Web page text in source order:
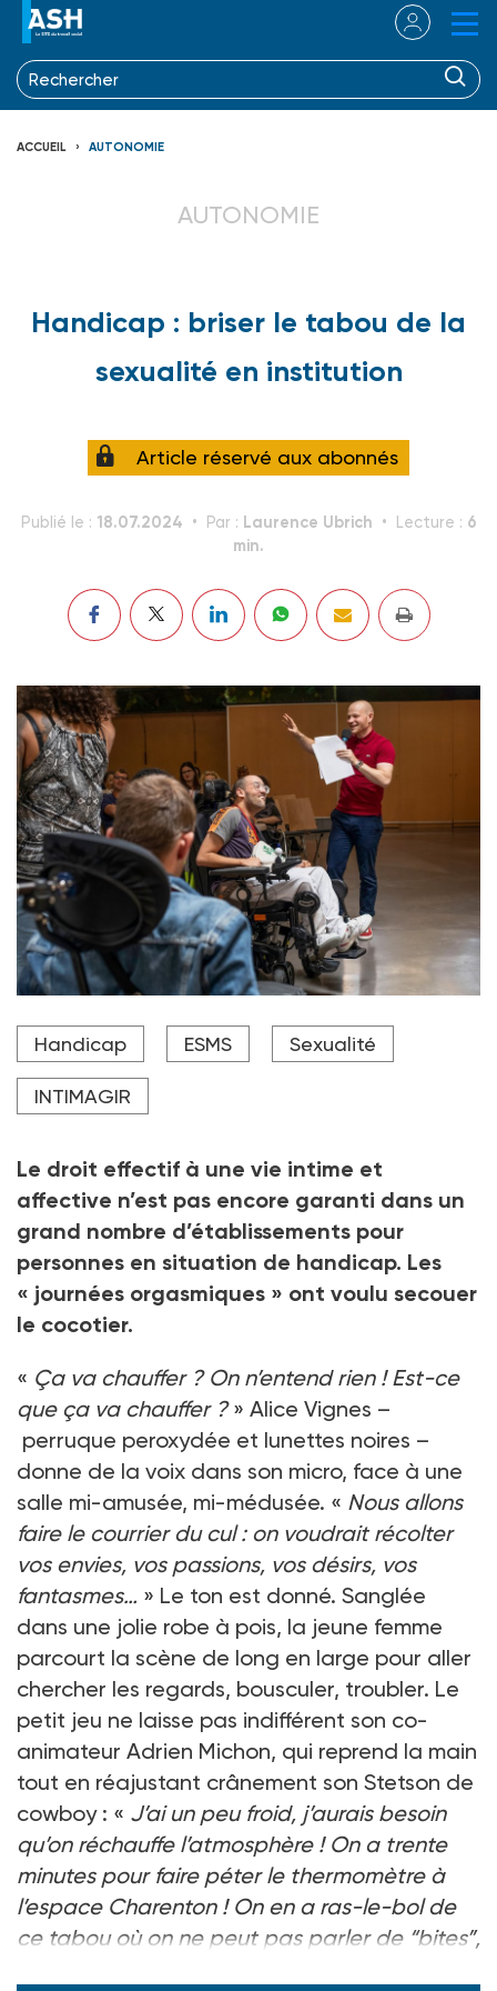
ACCUEIL AUTONOMIE
AUTONOMIE
Handicap : briser le tabou de la
sexualité en institution
Article réservé aux abonnés
Publié le : 18.07.2024 Par : Laurence Ubrich Lecture : 6
min.
Le public en situation de handicap était au coeur de
ces "journées orgasmiques" organisées par le Crédavis
Crédit photo Marta NASCIMENTO
Handicap ESMS Sexualité
INTIMAGIR
Le droit effectif à une vie intime et
affective n’est pas encore garanti dans un
grand nombre d’établissements pour
personnes en situation de handicap. Les
« journées orgasmiques » ont voulu secouer
le cocotier.
« Ça va chauffer ? On n’entend rien ! Est-ce
que ça va chauffer ?» Alice Vignes –
perruque peroxydée et lunettes noires –
donne de la voix dans son micro, face à une
salle mi-amusée, mi-médusée. « Nous allons
faire le courrier du cul : on voudrait récolter
vos envies, vos passions, vos désirs, vos
fantasmes… » Le ton est donné. Sanglée
dans une jolie robe à pois, la jeune femme
parcourt la scène de long en large pour aller
chercher les regards, bousculer, troubler. Le
petit jeu ne laisse pas indifférent son co-
animateur Adrien Michon, qui reprend la main
tout en réajustant crânement son Stetson de
cowboy : « J’ai un peu froid, j’aurais besoin
qu’on réchauffe l’atmosphère ! On a trente
minutes pour faire péter le thermomètre à
l’espace Charenton ! On en a ras-le-bol de
ce tabou où on ne peut pas parler de “bites”,